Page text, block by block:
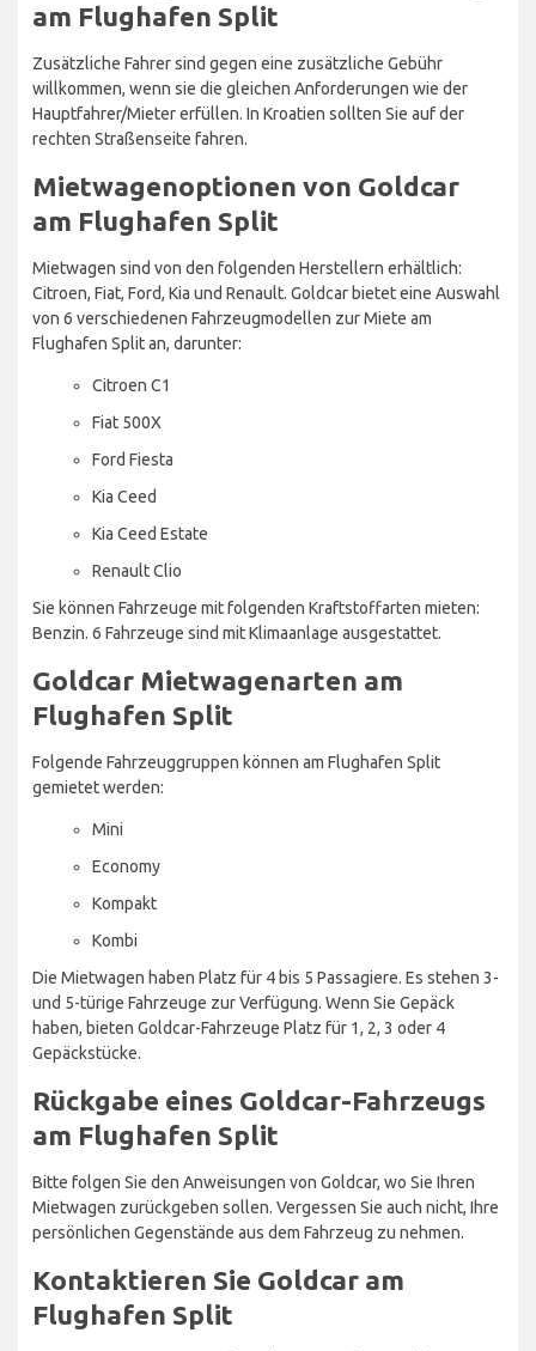
am Flughafen Split
Zusätzliche Fahrer sind gegen eine zusätzliche Gebühr
willkommen, wenn sie die gleichen Anforderungen wie der
Hauptfahrer/Mieter erfüllen. In Kroatien sollten Sie auf der
rechten Straßenseite fahren.
Mietwagenoptionen von Goldcar
am Flughafen Split
Mietwagen sind von den folgenden Herstellern erhältlich:
Citroen, Fiat, Ford, Kia und Renault. Goldcar bietet eine Auswahl
von 6 verschiedenen Fahrzeugmodellen zur Miete am
Flughafen Split an, darunter:
Citroen C1
Fiat 500X
Ford Fiesta
Kia Ceed
Kia Ceed Estate
Renault Clio
Sie können Fahrzeuge mit folgenden Kraftstoffarten mieten:
Benzin. 6 Fahrzeuge sind mit Klimaanlage ausgestattet.
Goldcar Mietwagenarten am
Flughafen Split
Folgende Fahrzeuggruppen können am Flughafen Split
gemietet werden:
Mini
Economy
Kompakt
Kombi
Die Mietwagen haben Platz für 4 bis 5 Passagiere. Es stehen 3-
und 5-türige Fahrzeuge zur Verfügung. Wenn Sie Gepäck
haben, bieten Goldcar-Fahrzeuge Platz für 1, 2, 3 oder 4
Gepäckstücke.
Rückgabe eines Goldcar-Fahrzeugs
am Flughafen Split
Bitte folgen Sie den Anweisungen von Goldcar, wo Sie Ihren
Mietwagen zurückgeben sollen. Vergessen Sie auch nicht, Ihre
persönlichen Gegenstände aus dem Fahrzeug zu nehmen.
Kontaktieren Sie Goldcar am
Flughafen Split